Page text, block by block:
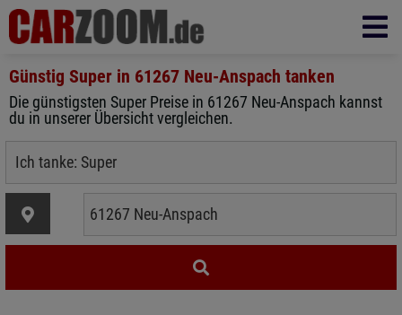
Günstig Super in 61267 Neu-Anspach tanken
Die günstigsten Super Preise in 61267 Neu-Anspach kannst
du in unserer Übersicht vergleichen.